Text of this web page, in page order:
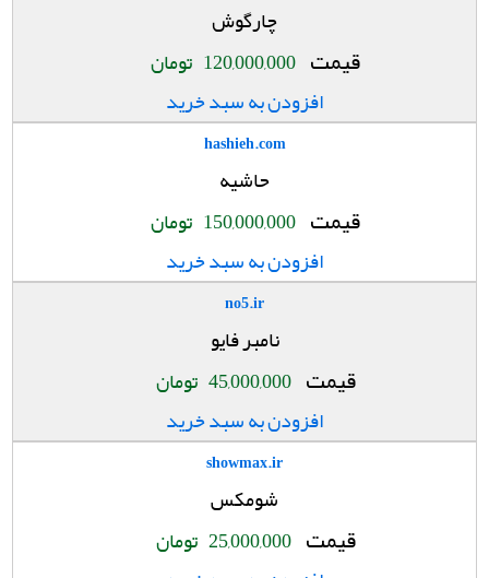
چارگوش
قیمت 120,000,000 تومان
افزودن به سبد خرید
hashieh.com
حاشیه
قیمت 150,000,000 تومان
افزودن به سبد خرید
no5.ir
نامبر فایو
قیمت 45,000,000 تومان
افزودن به سبد خرید
showmax.ir
شومکس
قیمت 25,000,000 تومان